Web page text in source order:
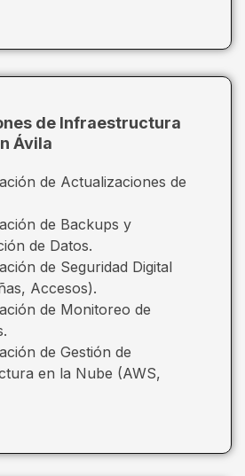
de Infraestructura
Ávila
de Actualizaciones de
de Backups y
de Datos.
de Seguridad Digital
Accesos).
de Monitoreo de
de Gestión de
en la Nube (AWS,